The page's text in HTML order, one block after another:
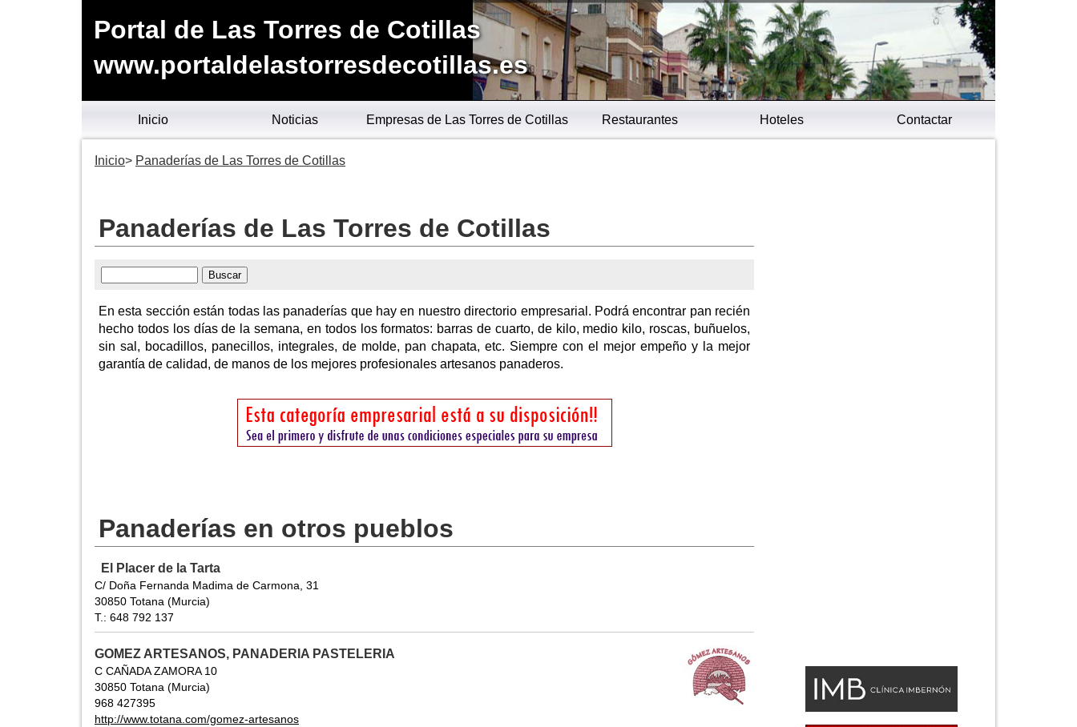
Portal de Las Torres de Cotillas
www.portaldelastorresdecotillas.es
Inicio Noticias Empresas de Las Torres de Cotillas Restaurantes Hoteles Contactar
Inicio Panaderías de Las Torres de Cotillas
Panaderías de Las Torres de Cotillas
En esta sección están todas las panaderías que hay en nuestro directorio empresarial. Podrá encontrar pan recién
hecho todos los días de la semana, en todos los formatos: barras de cuarto, de kilo, medio kilo, roscas, buñuelos,
sin sal, bocadillos, panecillos, integrales, de molde, pan chapata, etc. Siempre con el mejor empeño y la mejor
garantía de calidad, de manos de los mejores profesionales artesanos panaderos.
Panaderías en otros pueblos
El Placer de la Tarta
C/ Doña Fernanda Madima de Carmona, 31
30850 Totana (Murcia)
T.: 648 792 137
GOMEZ ARTESANOS, PANADERIA PASTELERIA
C CAÑADA ZAMORA 10
30850 Totana (Murcia)
968 427395
http://www.totana.com/gomez-artesanos